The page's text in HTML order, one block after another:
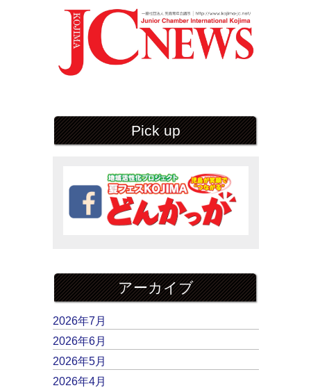
Pick up
アーカイブ
2026年7月
2026年6月
2026年5月
2026年4月